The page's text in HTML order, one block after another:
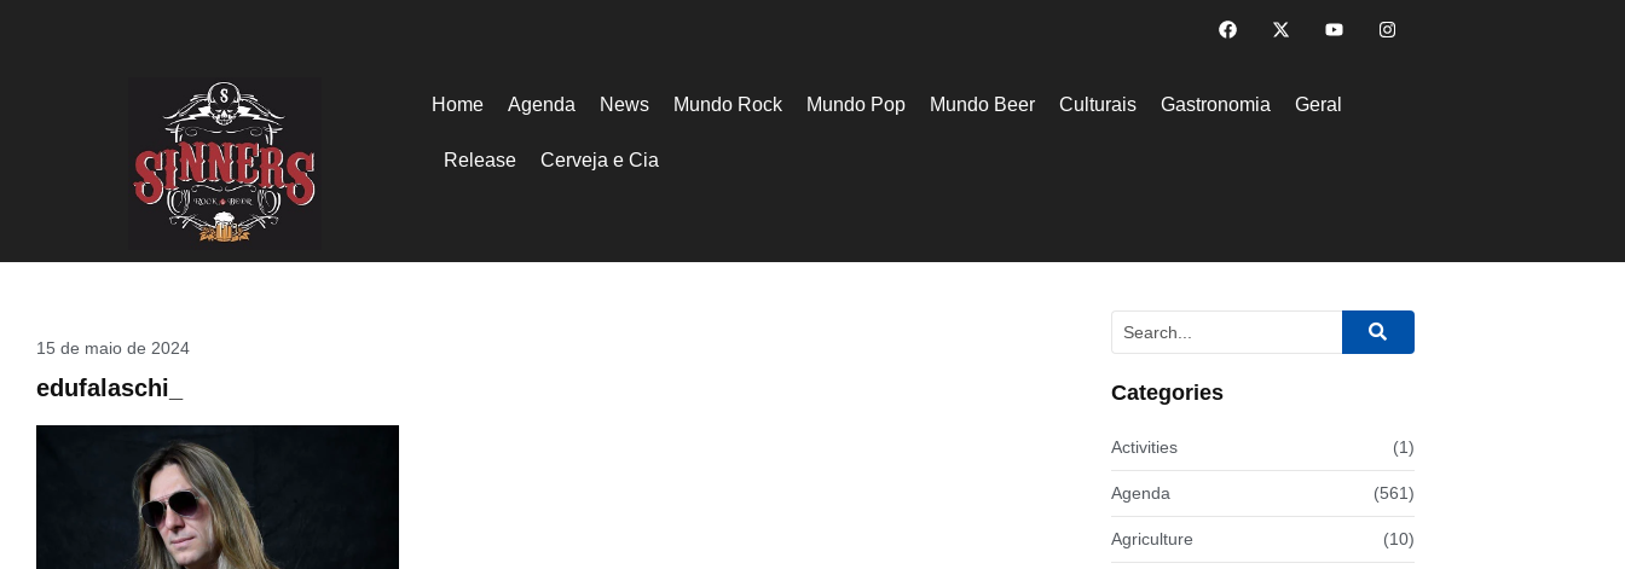
Home Agenda News Mundo Rock Mundo Pop Mundo Beer Culturais Gastronomia Geral
Release Cerveja e Cia
15 de maio de 2024
edufalaschi_ Categories
Activities (1)
Agenda (561)
Agriculture (10)